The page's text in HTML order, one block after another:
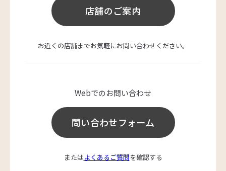
店舗のご案内
お近くの店舗までお気軽にお問い合わせください。
Webでのお問い合わせ
問い合わせフォーム
またはよくあるご質問を確認する